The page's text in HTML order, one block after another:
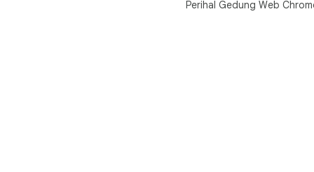
Perihal Gedung Web